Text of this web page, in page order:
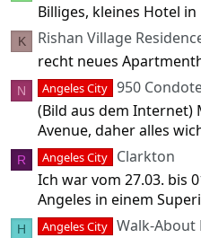
Billiges, kleines Hotel
K
Rishan Village
recht neues
N Angeles City 950
(Bild aus dem Internet)
Avenue, daher alles
R Angeles City
Clarkton
Ich war vom 27.03. bis
Angeles in einem
H Angeles City Walk-About